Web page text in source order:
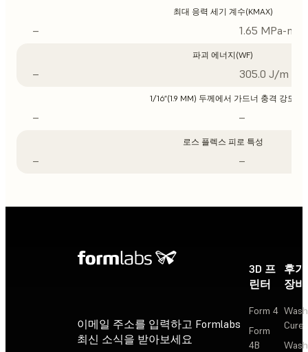
최대 응력 세기 계수(KMAX)
– 1.65 MPa-m1/
파괴 에너지(WF)
– 305.0 J/m
1/16”(1.9 MM) 두께에서 가드너 충격 강도
– –
로스 플렉스 피로 특성
– –
이메일 주소를 입력하고 Formlabs
최신 소식을 받아보세요
3D 프
린터
Form 4
Form
4B
후
장비
Cure